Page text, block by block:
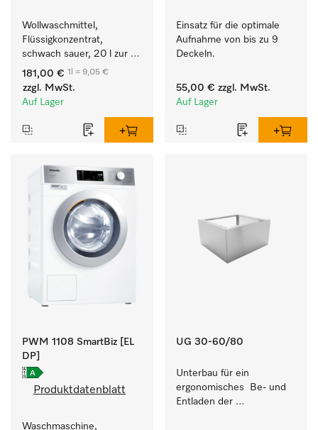
Wollwaschmittel,
Flüssigkonzentrat,
schwach sauer, 20 l zur
maschinellen Reinigung
von Wolle.
181,00 € 1l = 9,05 €
zzgl. MwSt.
Auf Lager
Einsatz für die optimale
Aufnahme von bis zu 9
Deckeln.
55,00 € zzgl. MwSt.
Auf Lager
PWM 1108 SmartBiz [EL
DP]
Produktdatenblatt
Waschmaschine,
UG 30-60/80
Unterbau für ein
ergonomisches  Be- und
Entladen der